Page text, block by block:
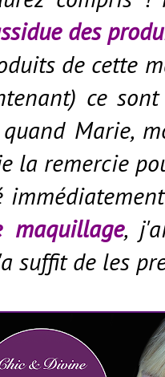
des
de cette
ce
Marie,
la remercie
maquillage,
suffit de les